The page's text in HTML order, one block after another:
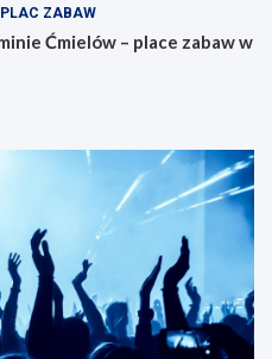
PLAC ZABAW
Ćmielów – place zabaw w